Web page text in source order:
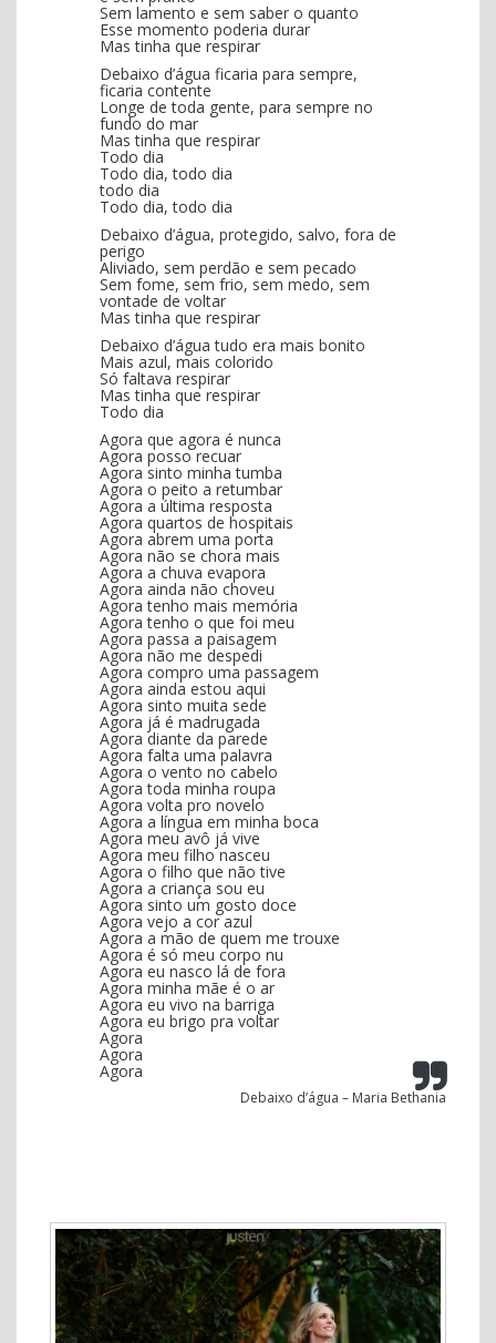
Sem lamento e sem saber o quanto
Esse momento poderia durar
Mas tinha que respirar
Debaixo d’água ficaria para sempre,
ficaria contente
Longe de toda gente, para sempre no
fundo do mar
Mas tinha que respirar
Todo dia
Todo dia, todo dia
todo dia
Todo dia, todo dia
Debaixo d’água, protegido, salvo, fora de
perigo
Aliviado, sem perdão e sem pecado
Sem fome, sem frio, sem medo, sem
vontade de voltar
Mas tinha que respirar
Debaixo d’água tudo era mais bonito
Mais azul, mais colorido
Só faltava respirar
Mas tinha que respirar
Todo dia
Agora que agora é nunca
Agora posso recuar
Agora sinto minha tumba
Agora o peito a retumbar
Agora a última resposta
Agora quartos de hospitais
Agora abrem uma porta
Agora não se chora mais
Agora a chuva evapora
Agora ainda não choveu
Agora tenho mais memória
Agora tenho o que foi meu
Agora passa a paisagem
Agora não me despedi
Agora compro uma passagem
Agora ainda estou aqui
Agora sinto muita sede
Agora já é madrugada
Agora diante da parede
Agora falta uma palavra
Agora o vento no cabelo
Agora toda minha roupa
Agora volta pro novelo
Agora a língua em minha boca
Agora meu avô já vive
Agora meu filho nasceu
Agora o filho que não tive
Agora a criança sou eu
Agora sinto um gosto doce
Agora vejo a cor azul
Agora a mão de quem me trouxe
Agora é só meu corpo nu
Agora eu nasco lá de fora
Agora minha mãe é o ar
Agora eu vivo na barriga
Agora eu brigo pra voltar
Agora
Agora
Agora
Debaixo d’água – Maria Bethania